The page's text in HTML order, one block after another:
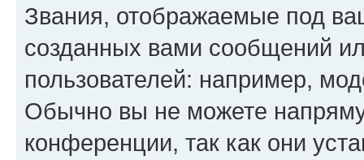
Звания, отображаемые под
созданных вами сообщений
пользователей: например,
Обычно вы не можете
конференции, так как они